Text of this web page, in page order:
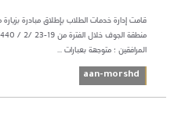
قامت إدارة خدمات الطلاب بإطلاق مبادرة
المرافقين ؛ متوجهة بعبارات ...
aan-morshd